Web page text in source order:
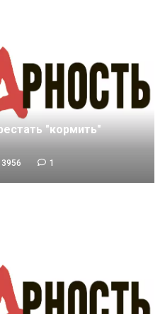
"кормить"
3956 1